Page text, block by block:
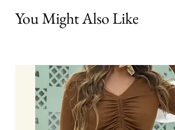
You Might Also Like